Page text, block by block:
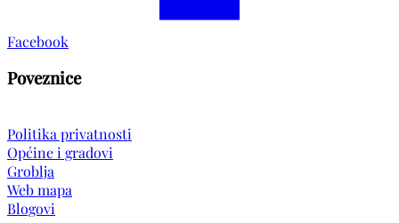
Facebook
Poveznice
Politika privatnosti
Općine i gradovi
Groblja
Web mapa
Blogovi